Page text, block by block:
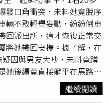
發口角衝突，未料她竟脫序
輛不敢輕舉妄動，紛紛倒車
回派出所，這才恢復正常交
將她帶回安撫。據了解，在
因與男友大吵，未料竟蹲
她後續竟直接躺平在馬路
行為導致後方車輛嚇壞皆不
紛倒車閃避，藍髮妹的衝動
繼續閱讀